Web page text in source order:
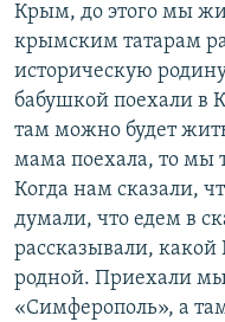
Крым, до этого мы
крымским татарам
историческую
бабушкой поехали в
там можно будет
мама поехала, то мы
Когда нам сказали,
думали, что едем в
рассказывали,
родной. Приехали мы
«Симферополь», а